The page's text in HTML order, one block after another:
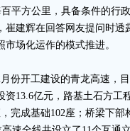
百平方公里，具备条件的行
崔建辉在回答网友提问时
市场化运作的模式推进。
开工建设的青龙高速，目
资13.6亿元，路基土石方工
完成基础102座；桥梁下